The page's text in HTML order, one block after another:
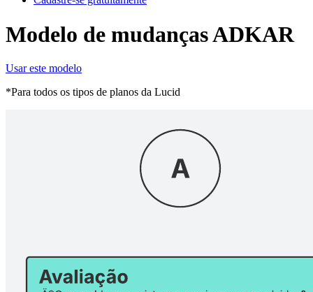
Modelo de mudanças ADKAR
Usar este modelo
*Para todos os tipos de planos da Lucid